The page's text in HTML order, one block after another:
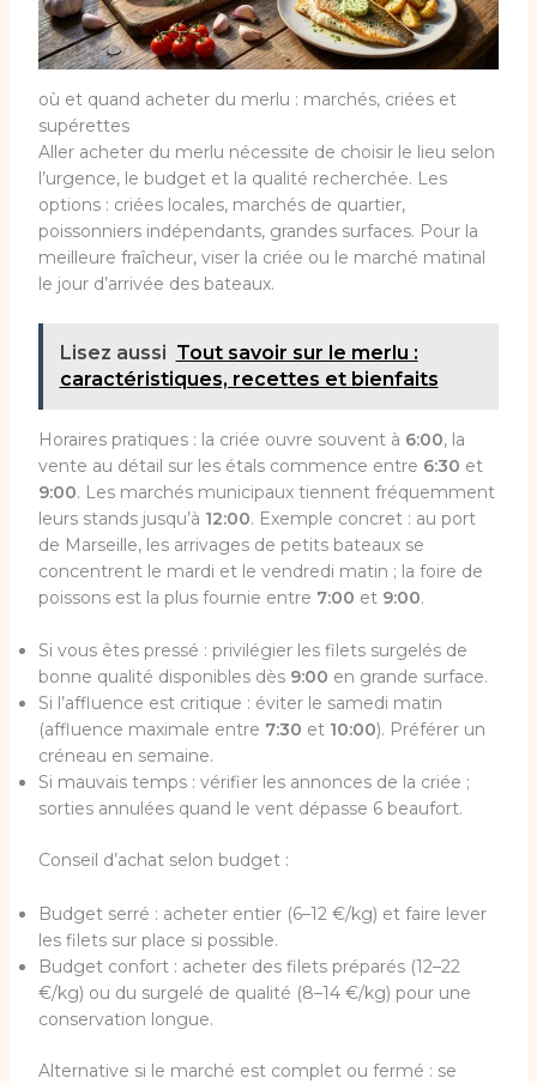
où et quand acheter du merlu : marchés, criées et
supérettes
Aller acheter du merlu nécessite de choisir le lieu selon
l’urgence, le budget et la qualité recherchée. Les
options : criées locales, marchés de quartier,
poissonniers indépendants, grandes surfaces. Pour la
meilleure fraîcheur, viser la criée ou le marché matinal
le jour d’arrivée des bateaux.
Lisez aussi Tout savoir sur le merlu :
caractéristiques, recettes et bienfaits
Horaires pratiques : la criée ouvre souvent à 6:00, la
vente au détail sur les étals commence entre 6:30 et
9:00. Les marchés municipaux tiennent fréquemment
leurs stands jusqu’à 12:00. Exemple concret : au port
de Marseille, les arrivages de petits bateaux se
concentrent le mardi et le vendredi matin ; la foire de
poissons est la plus fournie entre 7:00 et 9:00.
Si vous êtes pressé : privilégier les filets surgelés de
bonne qualité disponibles dès 9:00 en grande surface.
Si l’affluence est critique : éviter le samedi matin
(affluence maximale entre 7:30 et 10:00). Préférer un
créneau en semaine.
Si mauvais temps : vérifier les annonces de la criée ;
sorties annulées quand le vent dépasse 6 beaufort.
Conseil d’achat selon budget :
Budget serré : acheter entier (6–12 €/kg) et faire lever
les filets sur place si possible.
Budget confort : acheter des filets préparés (12–22
€/kg) ou du surgelé de qualité (8–14 €/kg) pour une
conservation longue.
Alternative si le marché est complet ou fermé : se